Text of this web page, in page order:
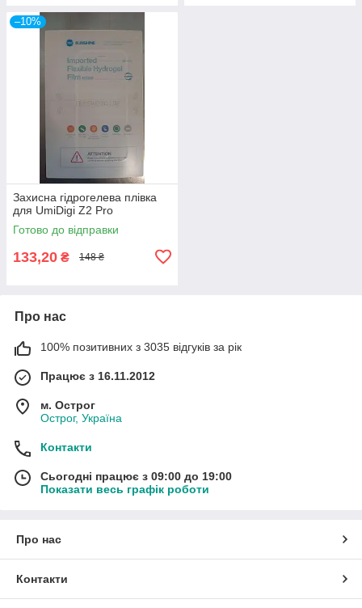
–10%
Захисна гідрогелева плівка
для UmiDigi Z2 Pro
Готово до відправки
133,20 ₴ 148 ₴
Про нас
100% позитивних з 3035 відгуків за рік
Працює з 16.11.2012
м. Острог
Острог, Україна
Контакти
Сьогодні працює з 09:00 до 19:00
Показати весь графік роботи
Про нас
Контакти